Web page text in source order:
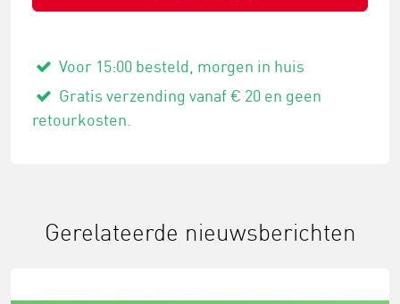
Voor 15:00 besteld, morgen in huis
Gratis verzending vanaf € 20 en geen
retourkosten.
Gerelateerde nieuwsberichten